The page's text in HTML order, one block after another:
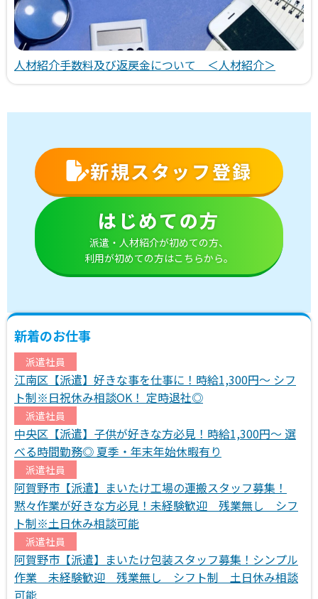
人材紹介手数料及び返戻金について ＜人材紹介＞
新規スタッフ登録
はじめての方
派遣・人材紹介が初めての方、
利用が初めての方はこちらから。
新着のお仕事
派遣社員
江南区【派遣】好きな事を仕事に！時給1,300円～ シフ
ト制※日祝休み相談OK！ 定時退社◎
派遣社員
中央区【派遣】子供が好きな方必見！時給1,300円～ 選
べる時間勤務◎ 夏季・年末年始休暇有り
派遣社員
阿賀野市【派遣】まいたけ工場の運搬スタッフ募集！
黙々作業が好きな方必見！未経験歓迎 残業無し シフ
ト制※土日休み相談可能
派遣社員
阿賀野市【派遣】まいたけ包装スタッフ募集！シンプル
作業 未経験歓迎 残業無し シフト制 土日休み相談
可能